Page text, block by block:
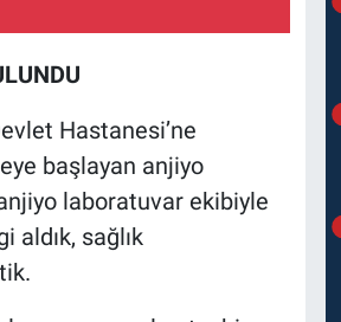
Hastanesi’ne
başlayan anjiyo
laboratuvar ekibiyle
aldık, sağlık